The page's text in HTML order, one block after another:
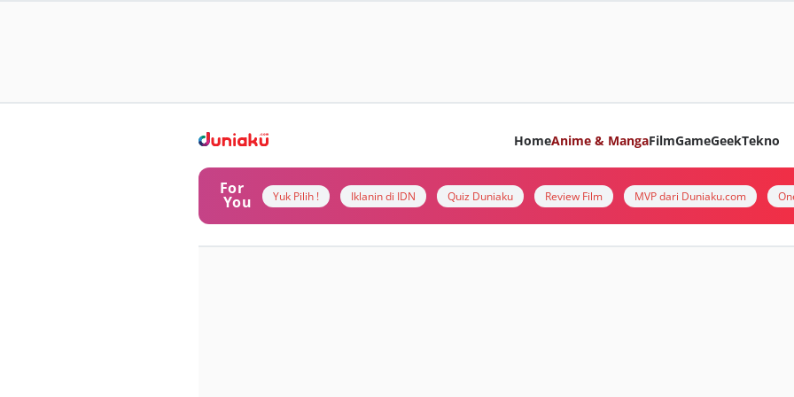
HomeAnime & MangaFilmGameGeekTekno
For
You Yuk Pilih ! Iklanin di IDN Quiz Duniaku Review Film MVP dari Duniaku.com